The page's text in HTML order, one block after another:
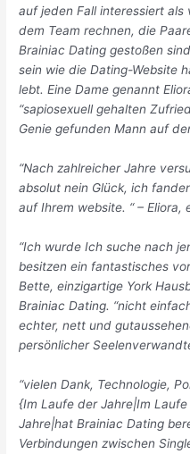
auf jeden Fall interessiert
dem Team rechnen, die
Brainiac Dating gestoßen
sein wie die Dating-Website
lebt. Eine Dame genannt
“sapiosexuell gehalten
Genie gefunden Mann auf
“Nach zahlreicher Jahre
absolut nein Glück, ich
auf Ihrem website. “– Eliora,
“Ich wurde Ich suche nach
besitzen ein fantastisches
Bette, einzigartige York
Brainiac Dating. “nicht
echter, nett und
persönlicher
“vielen Dank, Technologie,
{Im Laufe der Jahre|Im
Jahre|hat Brainiac Dating
Verbindungen zwischen